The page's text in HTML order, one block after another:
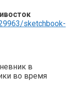
sketchbook-
в
во время